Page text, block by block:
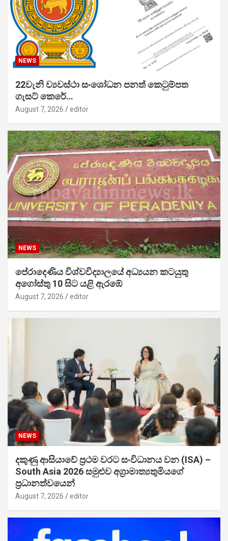
NEWS
22වැනි ව්‍යවස්ථා සංශෝධන පනත් කෙටුම්පත
ගැසට් කෙරේ…
August 7, 2026 editor
NEWS
පේරාදෙණිය විශ්වවිද්‍යාලයේ අධ්‍යයන කටයුතු
අගෝස්තු 10 සිට යළි ඇරඹේ
August 7, 2026 editor
NEWS
දකුණු ආසියාවේ ප්‍රථම වරට සංවිධානය වන (ISA) –
South Asia 2026 සමුළුව අග්‍රාමාත්‍යතුමියගේ
ප්‍රධානත්වයෙන්
August 7, 2026 editor